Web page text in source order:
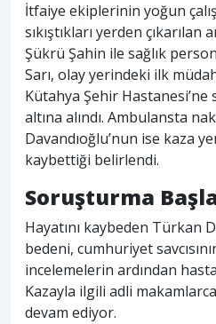
İtfaiye ekiplerinin yoğun
sıkıştıkları yerden
Şükrü Şahin ile sağlık
Sarı, olay yerindeki ilk
Kütahya Şehir
altına alındı. Ambulansta
Davandıoğlu’nun ise kaza
kaybettiği belirlendi.
Soruşturma
Hayatını kaybeden Türkan
bedeni, cumhuriyet
incelemelerin ardından
Kazayla ilgili adli
devam ediyor.